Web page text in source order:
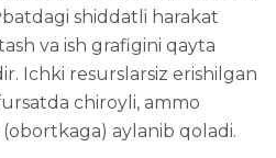
shiddatli harakat
va ish grafigini qayta
Ichki resurslarsiz erishilgan
chiroyli, ammo
(obortkaga) aylanib qoladi.